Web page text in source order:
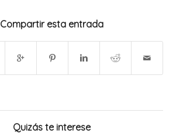
Compartir esta entrada
Quizás te interese